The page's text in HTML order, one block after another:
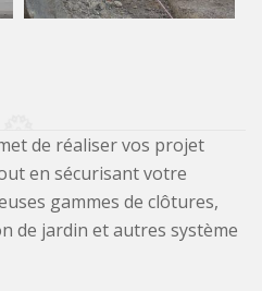
de réaliser vos projet
en sécurisant votre
gammes de clôtures,
de jardin et autres système